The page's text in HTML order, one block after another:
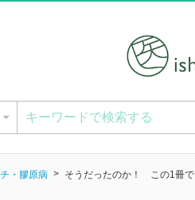
・膠原病 そうだったのか！ この1冊